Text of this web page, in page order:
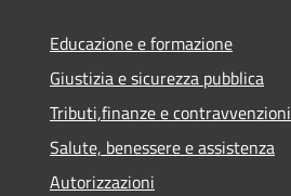
Educazione e formazione
Giustizia e sicurezza pubblica
Tributi,finanze e contravvenzioni
Salute, benessere e assistenza
Autorizzazioni